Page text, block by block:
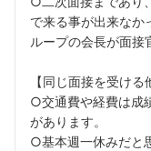
で来る事が出来なか
ループの会長が面接
【同じ面接を受ける
○交通費や経費は成
があります。
○基本週一休みだと